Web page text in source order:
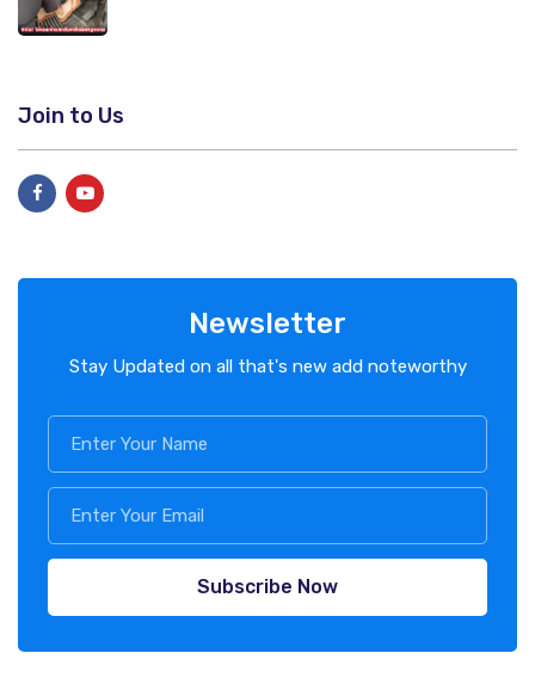
Join to Us
Newsletter
Stay Updated on all that's new add noteworthy
Subscribe Now